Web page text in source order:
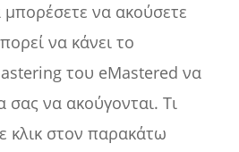
να ακούσετε
να κάνει το
του eMastered να
σας να ακούγονται. Τι
κλικ στον παρακάτω